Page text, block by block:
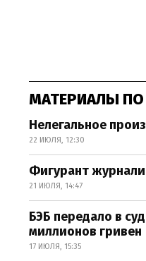
МАТЕРИАЛЫ ПО
Нелегальное
22 ИЮЛЯ, 12:30
Фигурант
21 ИЮЛЯ, 14:47
БЭБ передало в
миллионов гривен
17 ИЮЛЯ, 15:35